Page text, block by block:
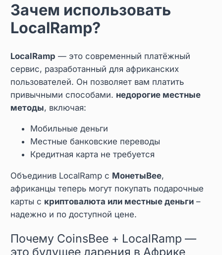
Зачем использовать
LocalRamp?
LocalRamp — это современный платёжный
сервис, разработанный для африканских
пользователей. Он позволяет вам платить
привычными способами. недорогие местные
методы, включая:
Мобильные деньги
Местные банковские переводы
Кредитная карта не требуется
Объединив LocalRamp с МонетыBee,
африканцы теперь могут покупать подарочные
карты с криптовалюта или местные деньги –
надежно и по доступной цене.
Почему CoinsBee + LocalRamp —
это будущее дарения в Африке